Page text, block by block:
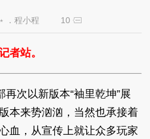
．程小程ゞ 10
者站。
次以新版本“袖里乾坤”展
本来势汹汹，当然也承接着
血，从宣传上就让众多玩家